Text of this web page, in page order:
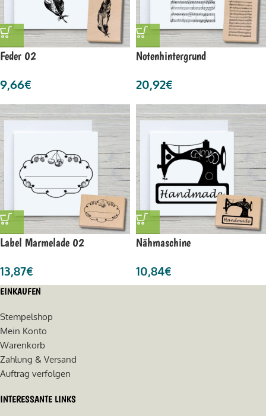
Feder 02
9,66€
Notenhintergrund
20,92€
Label Marmelade 02
13,87€
Nähmaschine
10,84€
EINKAUFEN
Stempelshop
Mein Konto
Warenkorb
Zahlung & Versand
Auftrag verfolgen
INTERESSANTE LINKS